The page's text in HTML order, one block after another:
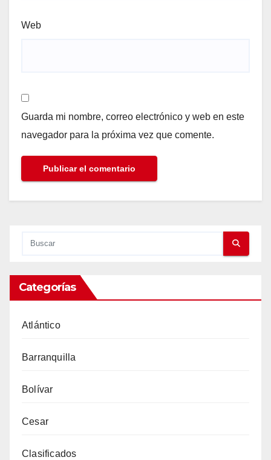
Web
Guarda mi nombre, correo electrónico y web en este
navegador para la próxima vez que comente.
Categorías
Atlántico
Barranquilla
Bolívar
Cesar
Clasificados